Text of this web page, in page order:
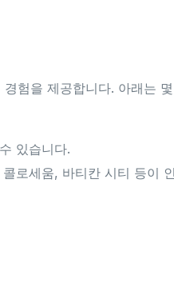
험을 제공합니다. 아래는
있습니다.
로세움, 바티칸 시티 등이